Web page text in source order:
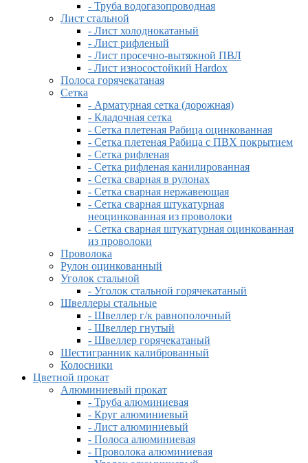
- Труба водогазопроводная
Лист стальной
- Лист холоднокатаный
- Лист рифленый
- Лист просечно-вытяжной ПВЛ
- Лист износостойкий Hardox
Полоса горячекатаная
Сетка
- Арматурная сетка (дорожная)
- Кладочная сетка
- Сетка плетеная Рабица оцинкованная
- Сетка плетеная Рабица с ПВХ покрытием
- Сетка рифленая
- Сетка рифленая канилированная
- Сетка сварная в рулонах
- Сетка сварная нержавеющая
- Сетка сварная штукатурная
неоцинкованная из проволоки
- Сетка сварная штукатурная оцинкованная
из проволоки
Проволока
Рулон оцинкованный
Уголок стальной
- Уголок стальной горячекатаный
Швеллеры стальные
- Швеллер г/к равнополочный
- Швеллер гнутый
- Швеллер горячекатаный
Шестигранник калиброванный
Колосники
Цветной прокат
Алюминиевый прокат
- Труба алюминиевая
- Круг алюминиевый
- Лист алюминиевый
- Полоса алюминиевая
- Проволока алюминиевая